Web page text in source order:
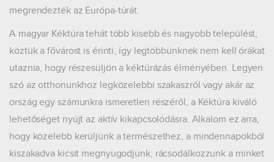
megrendezték az Európa-túrát.
A magyar Kéktúra tehát több kisebb és nagyobb települést,
köztük a fővárost is érinti, így legtöbbünknek nem kell órákat
utaznia, hogy részesüljön a kéktúrázás élményében. Legyen
szó az otthonunkhoz legközelebbi szakaszról vagy akár az
ország egy számunkra ismeretlen részéről, a Kéktúra kiváló
lehetőséget nyújt az aktív kikapcsolódásra. Alkalom ez arra,
hogy közelebb kerüljünk a természethez, a mindennapokból
kiszakadva kicsit megnyugodjunk, rácsodálkozzunk a minket